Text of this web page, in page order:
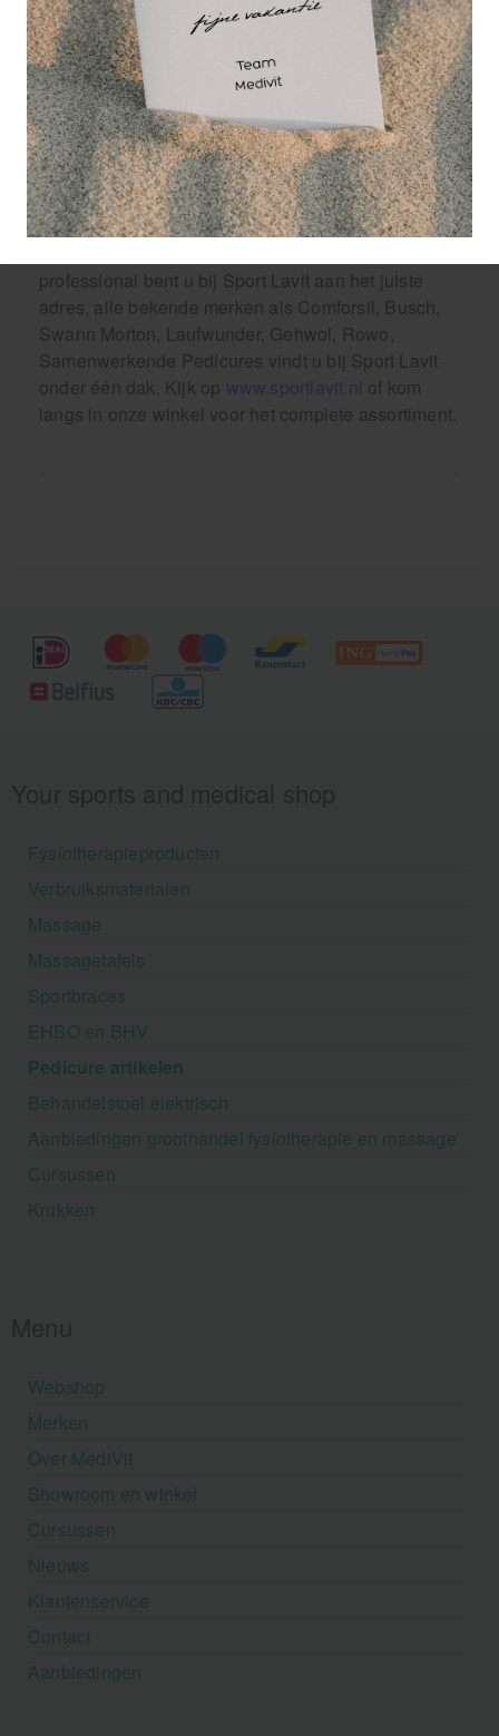
Eigenschappen Hallux Valgus nachtspalk;
100% siliconen
one size fits all
past zich aan naar de voet
De Hallux Valgus nachtspalk is één van de vele
voetverzorgingsproducten die u bij Sport Lavit kunt
vinden. Wij bieden een ruim assortiment
voetverzorgingsproducten, pedicure producten,
professional bent u bij Sport Lavit aan het juiste
adres, alle bekende merken als Comforsil, Busch,
Swann Morton, Laufwunder, Gehwol, Rowo,
Samenwerkende Pedicures vindt u bij Sport Lavit
onder één dak. Kijk op www.sportlavit.nl of kom
langs in onze winkel voor het complete assortiment.
Fysiotherapieproducten
Verbruiksmaterialen
Massage
Massagetafels
Sportbraces
EHBO en BHV
Pedicure artikelen
Behandelstoel elektrisch
Aanbiedingen groothandel fysiotherapie en massage
Cursussen
Krukken
Webshop
Merken
Over MediVit
Showroom en winkel
Cursussen
Nieuws
Klantenservice
Contact
Aanbiedingen